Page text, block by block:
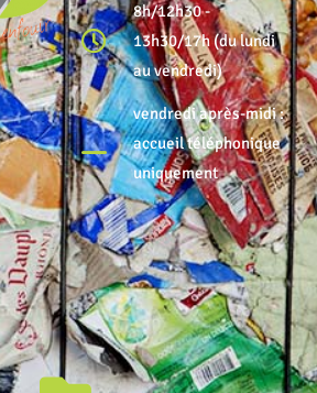
8h/12h30 -
13h30/17h (du lundi
au vendredi)
vendredi après-midi :
accueil téléphonique
uniquement